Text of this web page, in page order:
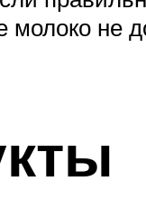
молоко не